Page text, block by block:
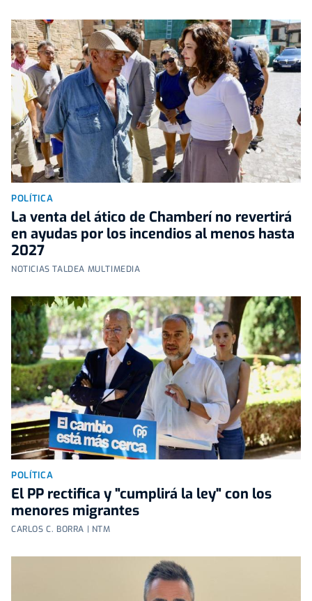
POLÍTICA
La venta del ático de Chamberí no revertirá
en ayudas por los incendios al menos hasta
2027
NOTICIAS TALDEA MULTIMEDIA
POLÍTICA
El PP rectifica y "cumplirá la ley" con los
menores migrantes
CARLOS C. BORRA | NTM